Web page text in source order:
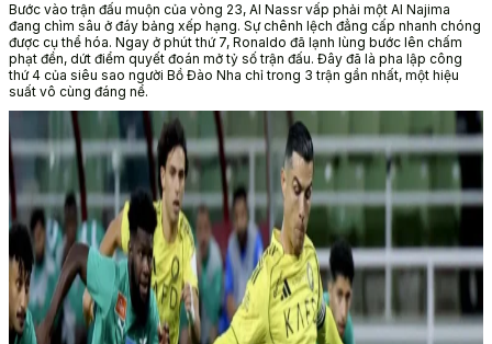
Bước vào trận đấu muộn của vòng 23, Al Nassr vấp phải một Al Najima
đang chìm sâu ở đáy bảng xếp hạng. Sự chênh lệch đẳng cấp nhanh chóng
được cụ thể hóa. Ngay ở phút thứ 7, Ronaldo đã lạnh lùng bước lên chấm
phạt đền, dứt điểm quyết đoán mở tỷ số trận đấu. Đây đã là pha lập công
thứ 4 của siêu sao người Bồ Đào Nha chỉ trong 3 trận gần nhất, một hiệu
suất vô cùng đáng nể.